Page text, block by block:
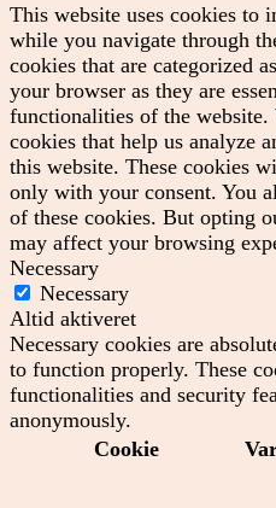
This website uses cookies to
while you navigate through
cookies that are categorized
your browser as they are
functionalities of the website.
cookies that help us analyze
this website. These cookies
only with your consent. You
of these cookies. But opting
may affect your browsing
Necessary
Necessary
Altid aktiveret
Necessary cookies are
to function properly. These
functionalities and security
anonymously.
Cookie